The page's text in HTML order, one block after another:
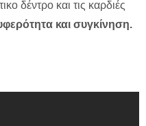
δέντρο και τις καρδιές
και συγκίνηση.